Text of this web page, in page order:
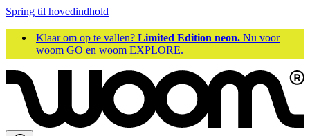
Spring til hovedindhold
Klaar om op te vallen? Limited Edition neon. Nu voor
woom GO en woom EXPLORE.